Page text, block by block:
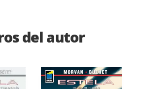
del autor